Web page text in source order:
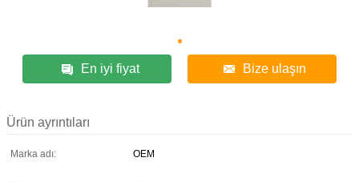
En iyi fiyat Bize ulaşın
Ürün ayrıntıları
Marka adı: OEM